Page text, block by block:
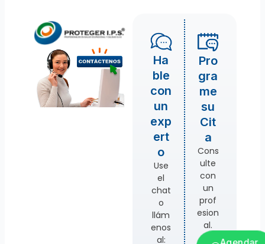
Ha
ble
con
un
exp
ert
o
Use
el
chat
o
llám
enos
al:
Pro
gra
me
su
Cit
a
Cons
ulte
con
un
prof
esion
al.